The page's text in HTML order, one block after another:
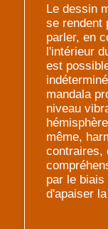
Le dessin
se rendent
parler, en
l'intérieur
est
mandala
niveau
même,
contraires,
par le
d'apaiser